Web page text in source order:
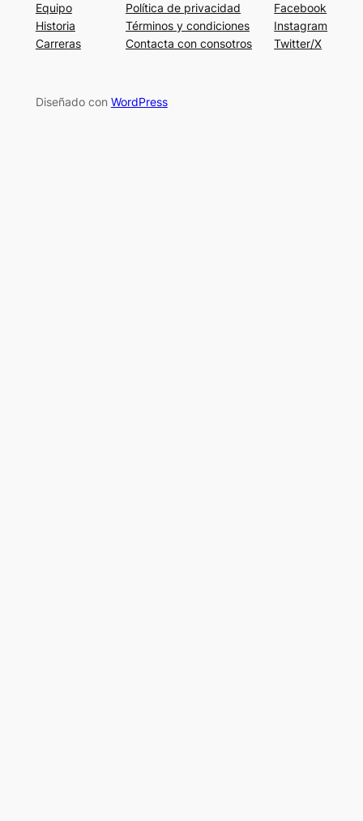
Equipo
Historia
Carreras
Política de privacidad
Términos y condiciones
Contacta con consotros
Facebook
Instagram
Twitter/X
Diseñado con WordPress